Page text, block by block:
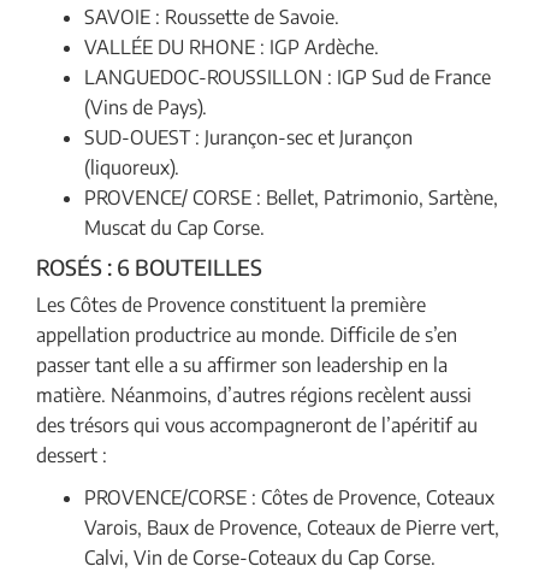
SAVOIE : Roussette de Savoie.
VALLÉE DU RHONE : IGP Ardèche.
LANGUEDOC-ROUSSILLON : IGP Sud de France
(Vins de Pays).
SUD-OUEST : Jurançon-sec et Jurançon
(liquoreux).
PROVENCE/ CORSE : Bellet, Patrimonio, Sartène,
Muscat du Cap Corse.
ROSÉS : 6 BOUTEILLES
Les Côtes de Provence constituent la première
appellation productrice au monde. Difficile de s’en
passer tant elle a su affirmer son leadership en la
matière. Néanmoins, d’autres régions recèlent aussi
des trésors qui vous accompagneront de l’apéritif au
dessert :
PROVENCE/CORSE : Côtes de Provence, Coteaux
Varois, Baux de Provence, Coteaux de Pierre vert,
Calvi, Vin de Corse-Coteaux du Cap Corse.